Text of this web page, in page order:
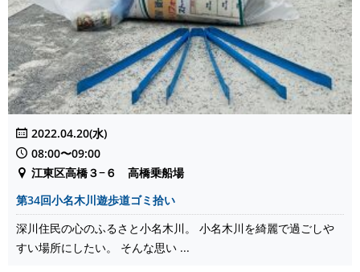
2022.04.20(水)
08:00〜09:00
江東区高橋３−６ 高橋乗船場
第34回小名木川遊歩道ゴミ拾い
深川住民の心のふるさと小名木川。 小名木川を綺麗で過ごしや
すい場所にしたい。 そんな思い ...